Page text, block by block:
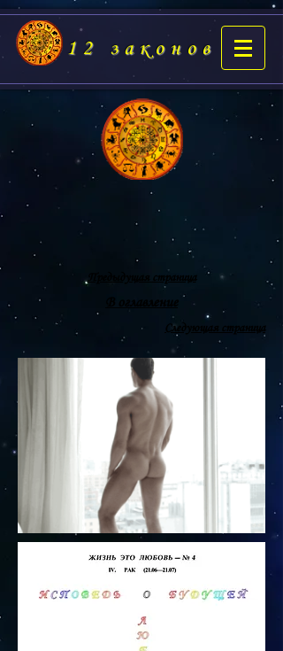
12 законов
Предыдущая страница
В оглавление
Следующая страница